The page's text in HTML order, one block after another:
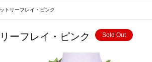
トリーフレイ・ピンク
ーフレイ・ピンク Sold Out